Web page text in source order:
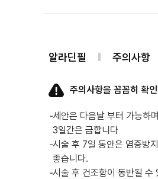
알라딘필 주의사항
주의사항을 꼼꼼히 확
-세안은 다음날 부터 가능하
3일간은 금합니다
-시술 후 7일 동안은 염증방
좋습니다.
-시술 후 건조함이 동반될 수